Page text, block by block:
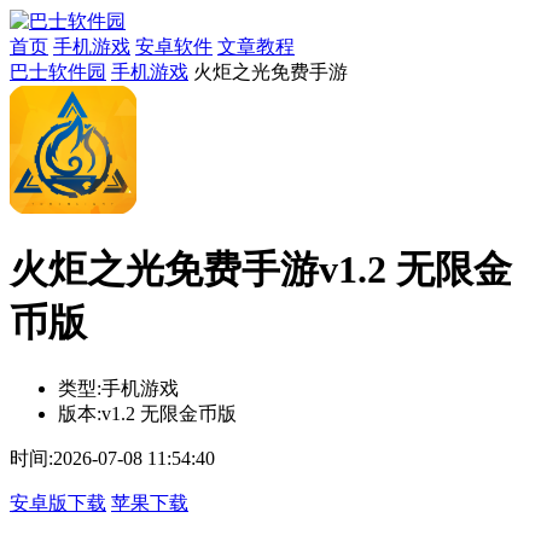
首页 手机游戏 安卓软件 文章教程
巴士软件园 手机游戏 火炬之光免费手游
火炬之光免费手游v1.2 无限金
币版
类型:手机游戏
版本:v1.2 无限金币版
时间:2026-07-08 11:54:40
安卓版下载 苹果下载